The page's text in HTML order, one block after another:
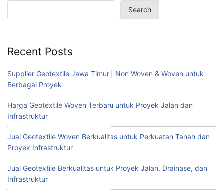
Search
Recent Posts
Supplier Geotextile Jawa Timur | Non Woven & Woven untuk
Berbagai Proyek
Harga Geotextile Woven Terbaru untuk Proyek Jalan dan
Infrastruktur
Jual Geotextile Woven Berkualitas untuk Perkuatan Tanah dan
Proyek Infrastruktur
Jual Geotextile Berkualitas untuk Proyek Jalan, Drainase, dan
Infrastruktur